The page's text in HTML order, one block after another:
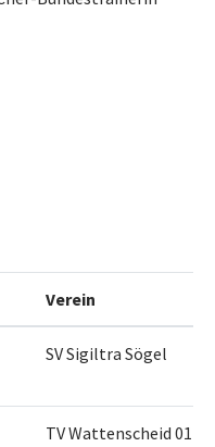
Verein
SV Sigiltra Sögel
TV Wattenscheid 01